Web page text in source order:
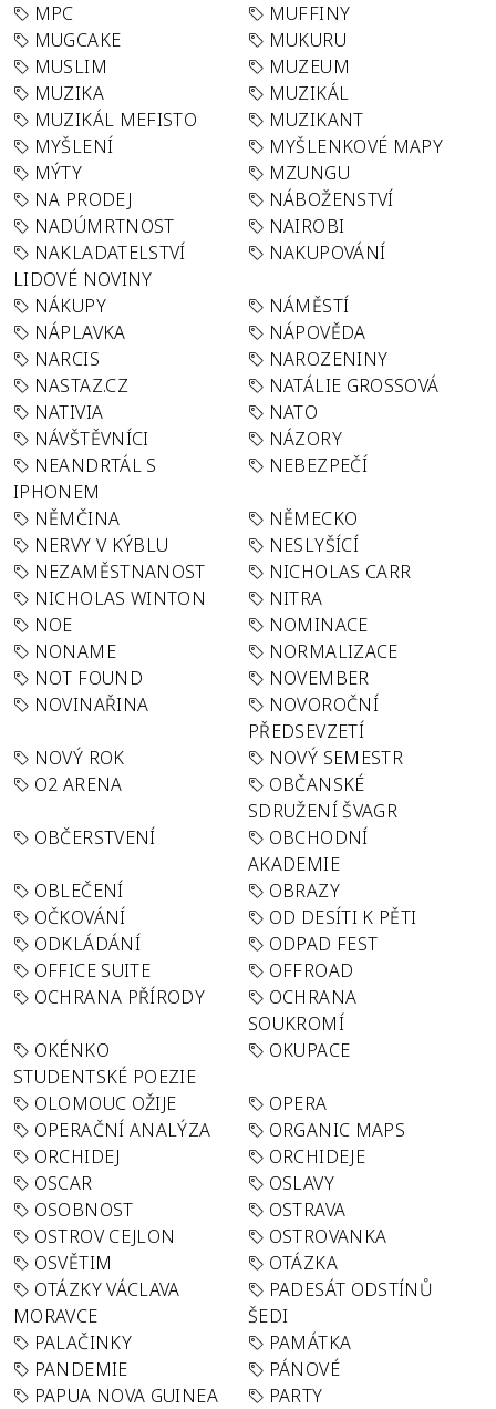
MPC
MUFFINY
MUGCAKE
MUKURU
MUSLIM
MUZEUM
MUZIKA
MUZIKÁL
MUZIKÁL MEFISTO
MUZIKANT
MYŠLENÍ
MYŠLENKOVÉ MAPY
MÝTY
MZUNGU
NA PRODEJ
NÁBOŽENSTVÍ
NADÚMRTNOST
NAIROBI
NAKLADATELSTVÍ
LIDOVÉ NOVINY
NAKUPOVÁNÍ
NÁKUPY
NÁMĚSTÍ
NÁPLAVKA
NÁPOVĚDA
NARCIS
NAROZENINY
NASTAZ.CZ
NATÁLIE GROSSOVÁ
NATIVIA
NATO
NÁVŠTĚVNÍCI
NÁZORY
NEANDRTÁL S
IPHONEM
NEBEZPEČÍ
NĚMČINA
NĚMECKO
NERVY V KÝBLU
NESLYŠÍCÍ
NEZAMĚSTNANOST
NICHOLAS CARR
NICHOLAS WINTON
NITRA
NOE
NOMINACE
NONAME
NORMALIZACE
NOT FOUND
NOVEMBER
NOVINAŘINA
NOVOROČNÍ
PŘEDSEVZETÍ
NOVÝ ROK
NOVÝ SEMESTR
O2 ARENA
OBČANSKÉ
SDRUŽENÍ ŠVAGR
OBČERSTVENÍ
OBCHODNÍ
AKADEMIE
OBLEČENÍ
OBRAZY
OČKOVÁNÍ
OD DESÍTI K PĚTI
ODKLÁDÁNÍ
ODPAD FEST
OFFICE SUITE
OFFROAD
OCHRANA PŘÍRODY
OCHRANA
SOUKROMÍ
OKÉNKO
STUDENTSKÉ POEZIE
OKUPACE
OLOMOUC OŽIJE
OPERA
OPERAČNÍ ANALÝZA
ORGANIC MAPS
ORCHIDEJ
ORCHIDEJE
OSCAR
OSLAVY
OSOBNOST
OSTRAVA
OSTROV CEJLON
OSTROVANKA
OSVĚTIM
OTÁZKA
OTÁZKY VÁCLAVA
MORAVCE
PADESÁT ODSTÍNŮ
ŠEDI
PALAČINKY
PAMÁTKA
PANDEMIE
PÁNOVÉ
PAPUA NOVA GUINEA
PARTY